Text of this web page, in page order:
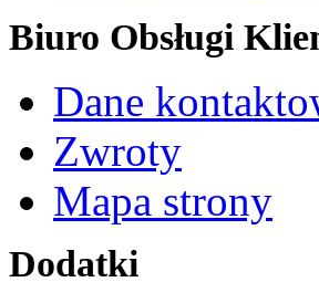
Biuro Obsługi
Dane
Zwroty
Mapa strony
Dodatki